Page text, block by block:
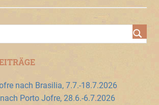
nach Brasilia, 7.7.-18.7.2026
Porto Jofre, 28.6.-6.7.2026